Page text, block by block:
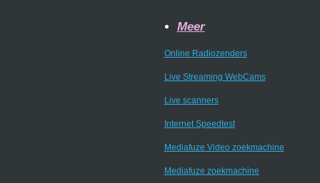
Meer
Online Radiozenders
Live Streaming WebCams
Live scanners
Internet Speedtest
Mediafuze Video zoekmachine
Mediafuze zoekmachine